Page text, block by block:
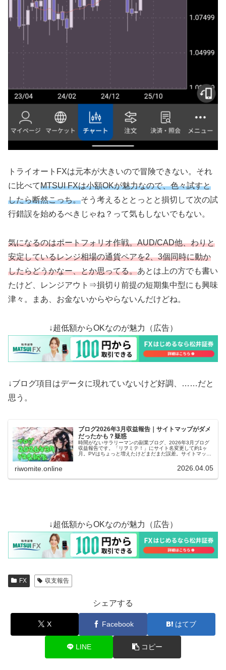
トライオートFXは元本が大きいので冒険できない。それ
に比べてMTSUI FXは小額OKが魅力なので、色々試すと
したら断然こっち。そう考えるととっとと損切して次の試
行錯誤を始めるべきじゃね？って気もしないでもない。
気になるのはポートフォリオ作戦。AUD/CAD他、わりと
安定しているレンジ相場の通貨ペアを2、3個同時に動か
したらどうかなー、とか思ってる。あとは上の方でも書い
たけど、レンジアウト⇒損切り前提の短期集中型にも興味
津々。まあ、お金ないからやらないんだけどね。
↓超低額からOKなのが魅力（広告）
↓ブログ項目はデータに現れていないけど好調、……だと
思う。
ブログ2026年3月収益報告｜サイトマップがダメ
だったかも？疑惑
時間がないサラリーマンの副業ブログ、2026年3月ブログ
収益報告です。「リヲミテ！」にサイト名変更して約1ヶ
月。PVはちょっと増えたけどまだまだ誤差。サイトマップ
riwomite.online 2026.04.05
↓超低額からOKなのが魅力（広告）
FX 収支報告
シェアする
X Facebook はてブ
LINE コピー